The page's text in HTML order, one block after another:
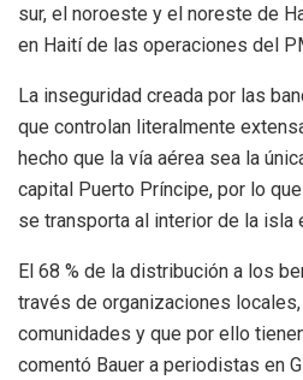
sur, el noroeste y el noreste de
en Haití de las operaciones del
La inseguridad creada por las
que controlan literalmente
hecho que la vía aérea sea la
capital Puerto Príncipe, por lo
se transporta al interior de la isla
El 68 % de la distribución a los
través de organizaciones
comunidades y que por ello
comentó Bauer a periodistas en